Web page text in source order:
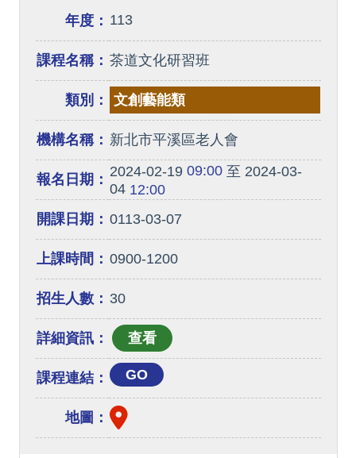
年度： 113
課程名稱： 茶道文化研習班
類別： 文創藝能類
機構名稱： 新北市平溪區老人會
報名日期： 2024-02-1909:00至 2024-03-
0412:00
開課日期： 0113-03-07
上課時間： 0900-1200
招生人數： 30
詳細資訊：
課程連結： GO
地圖：